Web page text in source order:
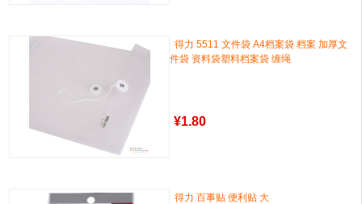
得力 5511 文件袋 A4档案袋 档案 加厚文
件袋 资料袋塑料档案袋 缠绳
¥1.80
得力 百事贴 便利贴 大